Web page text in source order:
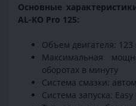
Основные
AL-KO Pro 125:
Объем двигателя: 123
Максимальная
оборотах в минуту
Система смазки:
Система запуска: Easy